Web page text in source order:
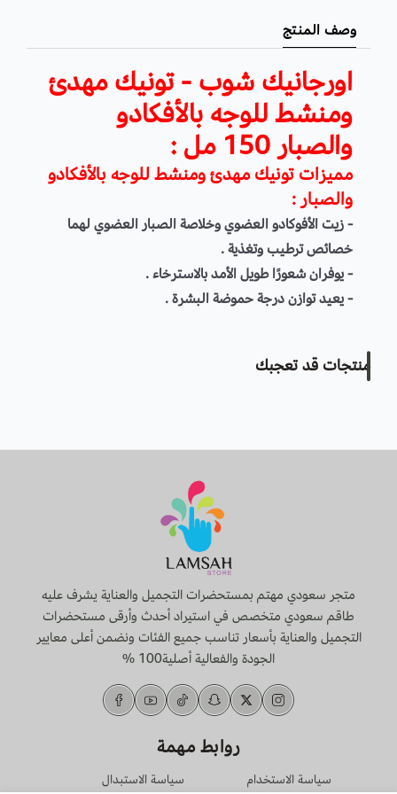
وصف المنتج
اورجانيك شوب - تونيك مهدئ
ومنشط للوجه بالأفكادو
والصبار 150 مل :
مميزات تونيك مهدئ ومنشط للوجه بالأفكادو
والصبار :
- زيت الأفوكادو العضوي وخلاصة الصبار العضوي لهما
خصائص ترطيب وتغذية .
- يوفران شعورًا طويل الأمد بالاسترخاء .
- يعيد توازن درجة حموضة البشرة .
- يحمي البشرة من الملوثات الخارجية والشوائب .
مرات في اليوم.
منتجات قد تعجبك
متجر سعودي مهتم بمستحضرات التجميل والعناية يشرف عليه
طاقم سعودي متخصص في استيراد أحدث وأرقى مستحضرات
التجميل والعناية بأسعار تناسب جميع الفئات ونضمن أعلى معايير
الجودة والفعالية أصلية100 %
روابط مهمة
سياسة الاستخدام
سياسة الاستبدال